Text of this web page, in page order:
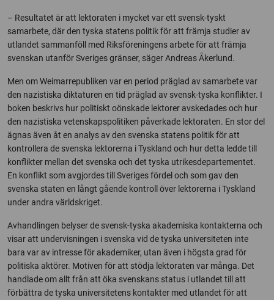
– Resultatet är att lektoraten i mycket var ett svensk-tyskt
samarbete, där den tyska statens politik för att främja studier av
utlandet sammanföll med Riksföreningens arbete för att främja
svenskan utanför Sveriges gränser, säger Andreas Åkerlund.
Men om Weimarrepubliken var en period präglad av samarbete var
den nazistiska diktaturen en tid präglad av svensk-tyska konflikter. I
boken beskrivs hur politiskt oönskade lektorer avskedades och hur
den nazistiska vetenskapspolitiken påverkade lektoraten. En stor del
ägnas även åt en analys av den svenska statens politik för att
kontrollera de svenska lektorerna i Tyskland och hur detta ledde till
konflikter mellan det svenska och det tyska utrikesdepartementet.
En konflikt som avgjordes till Sveriges fördel och som gav den
svenska staten en långt gående kontroll över lektorerna i Tyskland
under andra världskriget.
Avhandlingen belyser de svensk-tyska akademiska kontakterna och
visar att undervisningen i svenska vid de tyska universiteten inte
bara var av intresse för akademiker, utan även i högsta grad för
politiska aktörer. Motiven för att stödja lektoraten var många. Det
handlade om allt från att öka svenskans status i utlandet till att
förbättra de tyska universitetens kontakter med utlandet för att